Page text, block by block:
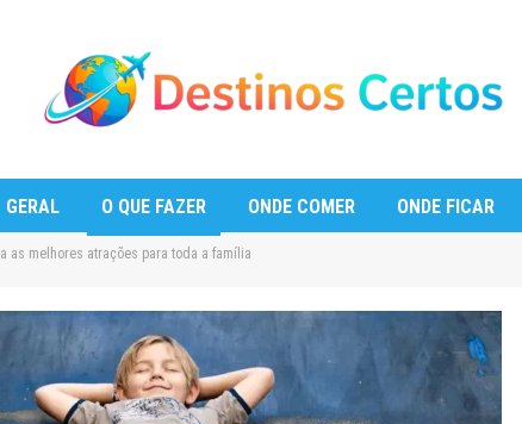
GERAL O QUE FAZER ONDE COMER ONDE FICAR
as melhores atrações para toda a família